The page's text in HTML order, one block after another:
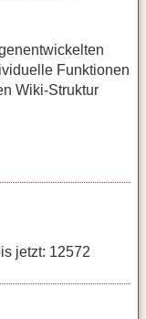
Funktionen
Wiki‑Struktur
jetzt: 12572